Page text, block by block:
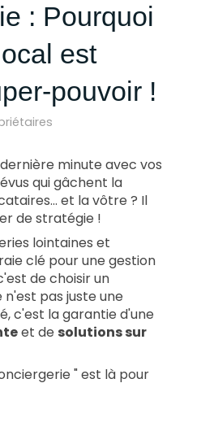
: Pourquoi
est
pouvoir !
minute avec vos
qui gâchent la
et la vôtre ? Il
de stratégie !
lointaines et
clé pour une gestion
de choisir un
n'est pas juste une
c'est la garantie d'une
et de solutions sur
" est là pour